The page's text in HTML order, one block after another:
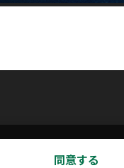
同意する